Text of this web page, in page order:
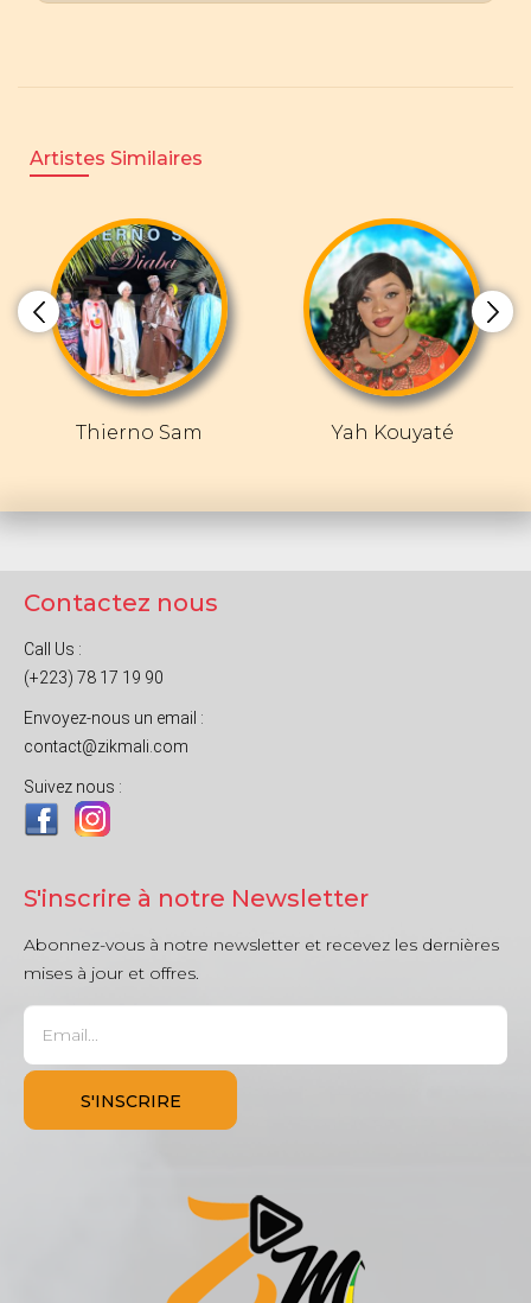
Artistes Similaires
Thierno Sam Yah Kouyaté
Contactez nous
Call Us :
(+223) 78 17 19 90
Envoyez-nous un email :
contact@zikmali.com
Suivez nous :
S'inscrire à notre Newsletter
Abonnez-vous à notre newsletter et recevez les dernières
mises à jour et offres.